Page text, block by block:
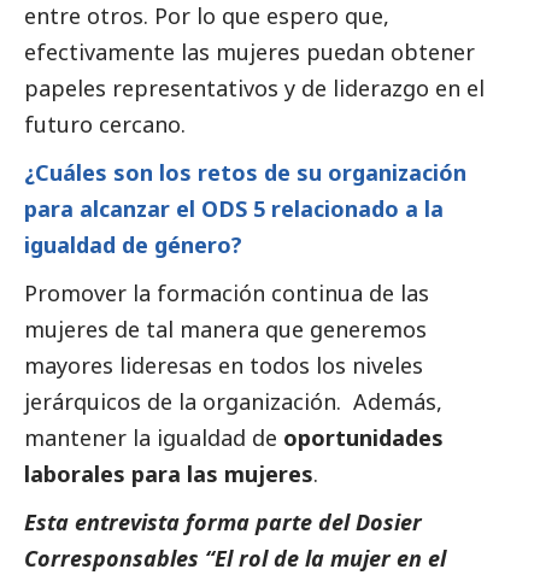
entre otros. Por lo que espero que,
efectivamente las mujeres puedan obtener
papeles representativos y de liderazgo en el
futuro cercano.
¿Cuáles son los retos de su organización
para alcanzar el ODS 5 relacionado a la
igualdad de género?
Promover la formación continua de las
mujeres de tal manera que generemos
mayores lideresas en todos los niveles
jerárquicos de la organización. Además,
mantener la igualdad de oportunidades
laborales para las mujeres.
Esta entrevista forma parte delDosier
Corresponsables “El rol de la mujer en el